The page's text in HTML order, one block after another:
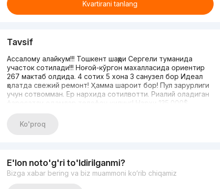
Kvartirani tanlang
Tavsif
Ассалому алайкум!!! Тошкент шаҳри Сергели туманида
участок сотилади!!! Ноғой-кўргон махалласида ориентир
267 мактаб олдида. 4 сотих 5 хона 3 санузел бор Идеал
ҳолатда свежий ремонт! Ҳамма шароит бор! Пул зарурлиги
учун сотвомман. Ер нархида сотилвотти. Риалий оладиган
фаросатли одамлар телефон қилинг! Нархи 135.000$
Ko'proq
E'lon noto'g'ri to'ldirilganmi?
Bizga xabar bering va biz muammoni ko‘rib chiqamiz